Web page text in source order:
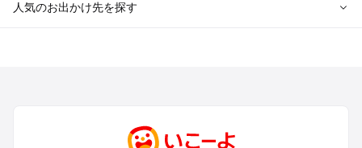
人気のお出かけ先を探す
関西のプールおでかけ